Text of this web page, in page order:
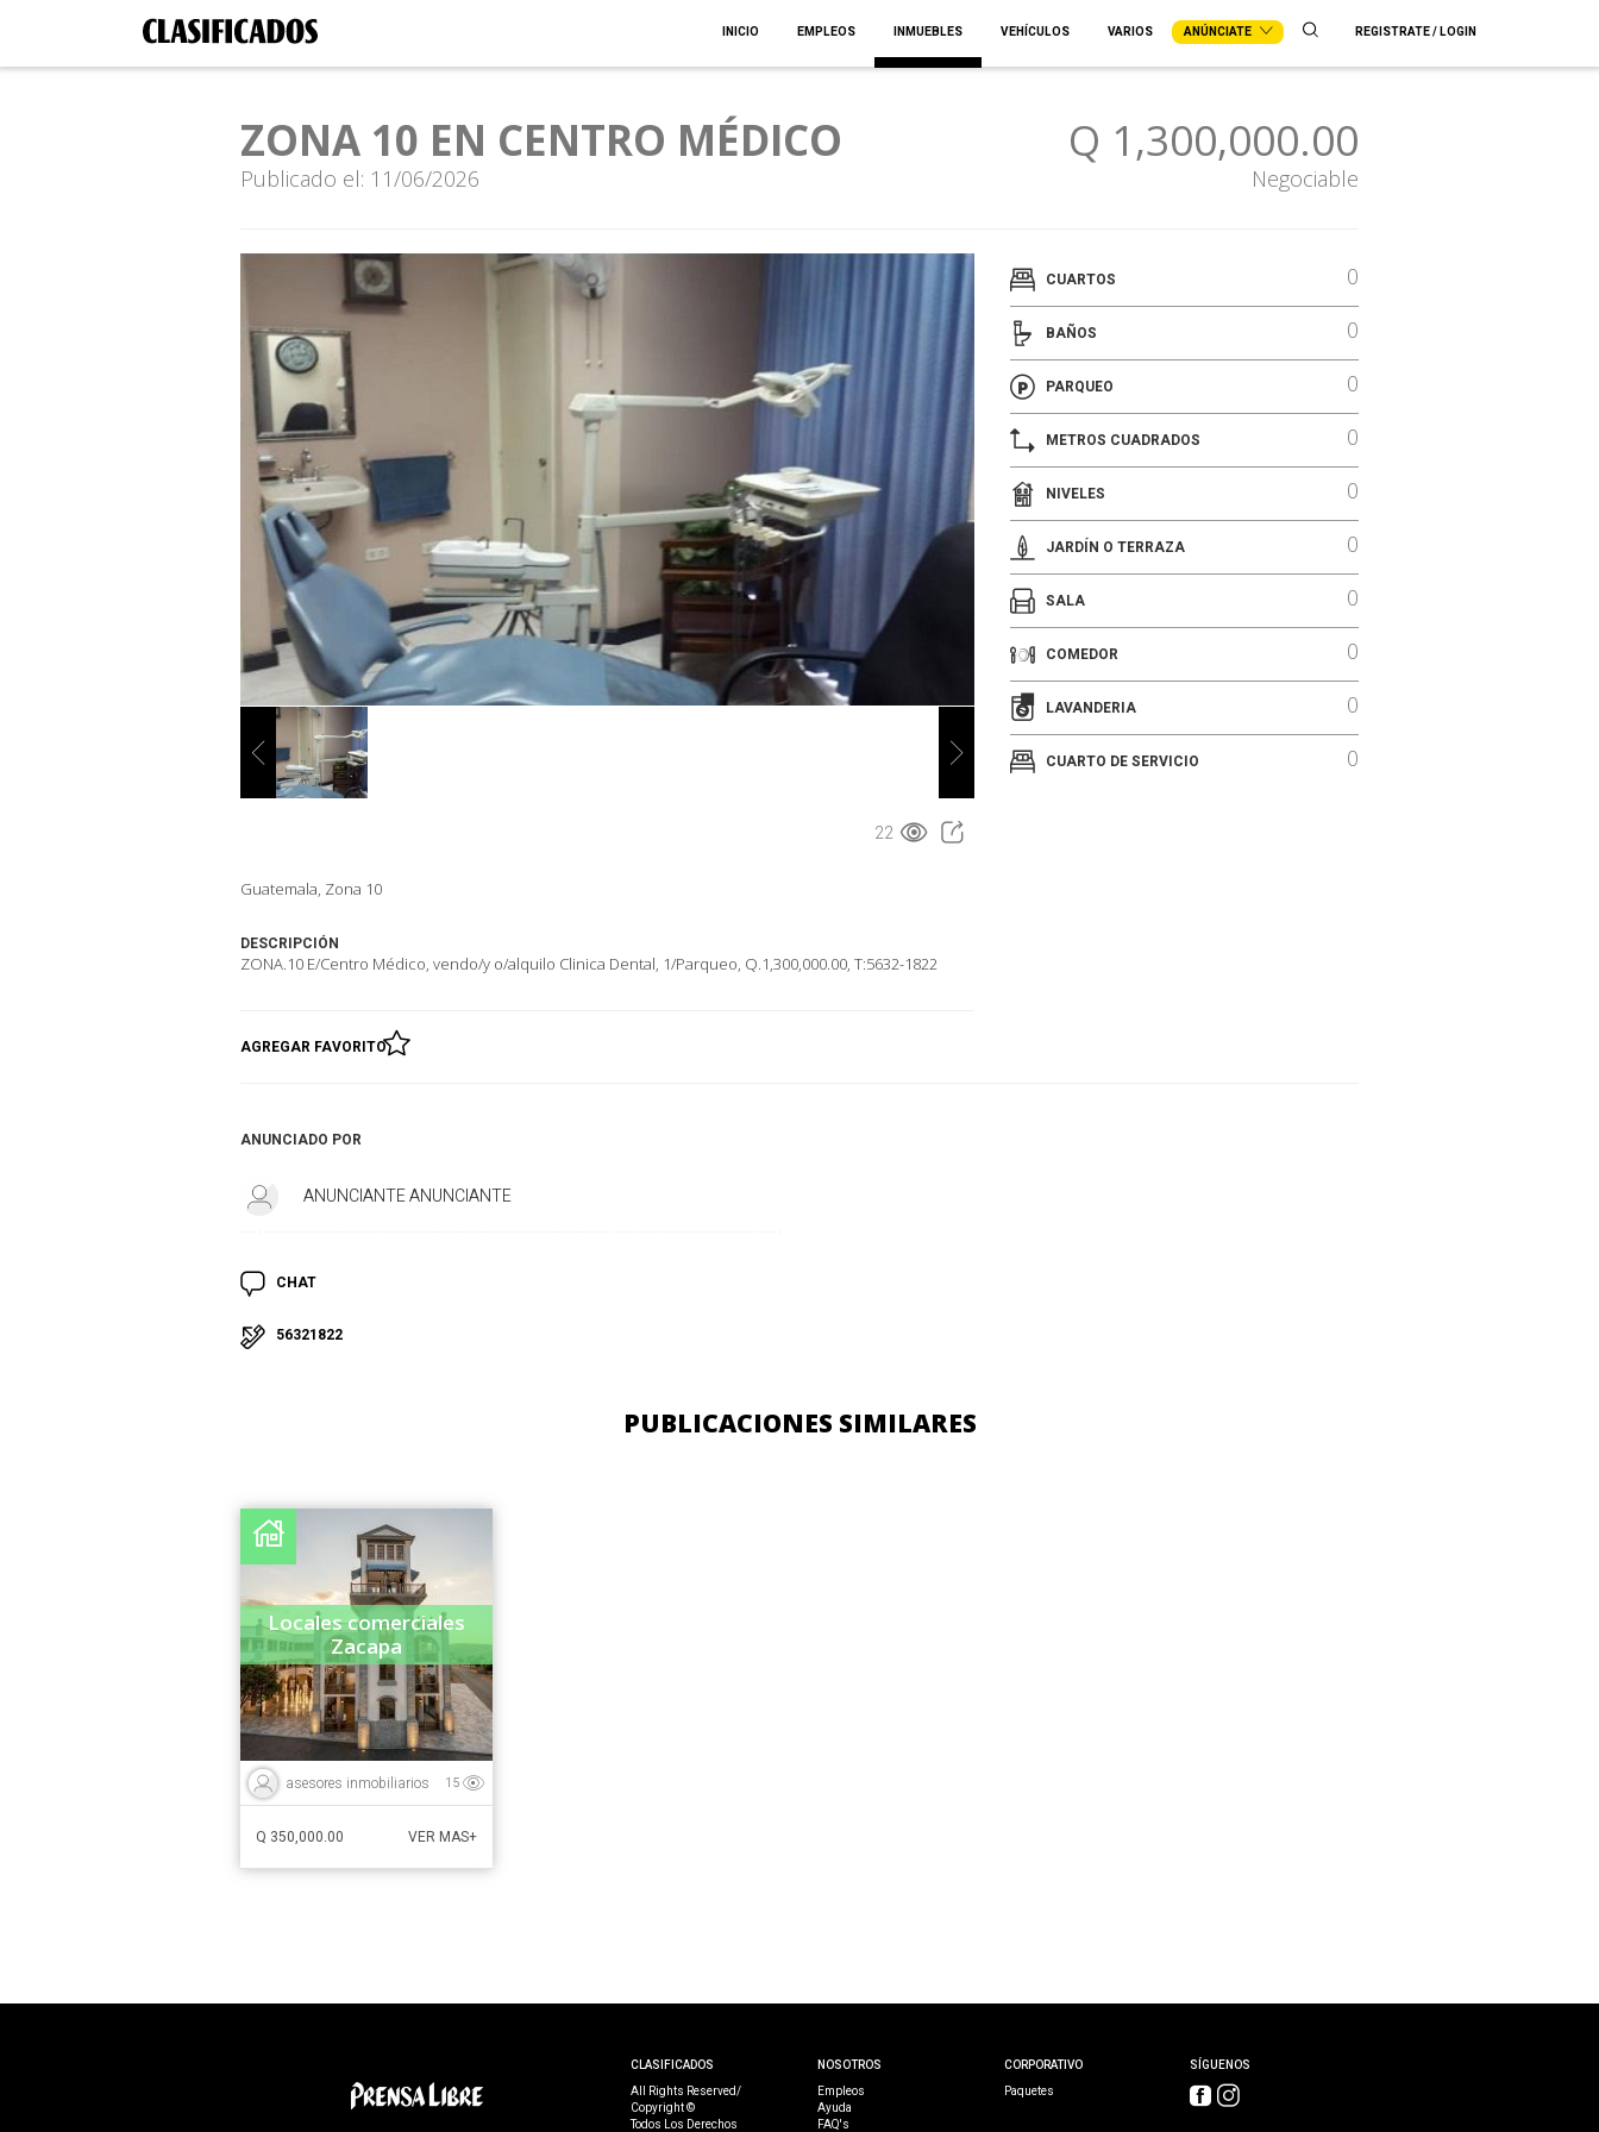
INICIO EMPLEOS INMUEBLES VEHÍCULOS VARIOS ANÚNCIATE REGISTRATE / LOGIN
ZONA 10 EN CENTRO MÉDICO
Publicado el: 11/06/2026
Q 1,300,000.00
Negociable
22
Guatemala, Zona 10
DESCRIPCIÓN
ZONA.10 E/Centro Médico, vendo/y o/alquilo Clinica Dental, 1/Parqueo, Q.1,300,000.00, T:5632-1822
AGREGAR FAVORITO
CUARTOS 0
BAÑOS 0
PARQUEO 0
METROS CUADRADOS 0
NIVELES 0
JARDÍN O TERRAZA 0
SALA 0
COMEDOR 0
LAVANDERIA 0
CUARTO DE SERVICIO 0
ANUNCIADO POR
ANUNCIANTE ANUNCIANTE
CHAT
56321822
PUBLICACIONES SIMILARES
Locales comerciales
Zacapa
asesores inmobiliarios 15
Q 350,000.00 VER MAS+
CLASIFICADOS
All Rights Reserved/
Copyright ©
Todos Los Derechos
NOSOTROS
Empleos
Ayuda
FAQ's
CORPORATIVO
Paquetes
SÍGUENOS